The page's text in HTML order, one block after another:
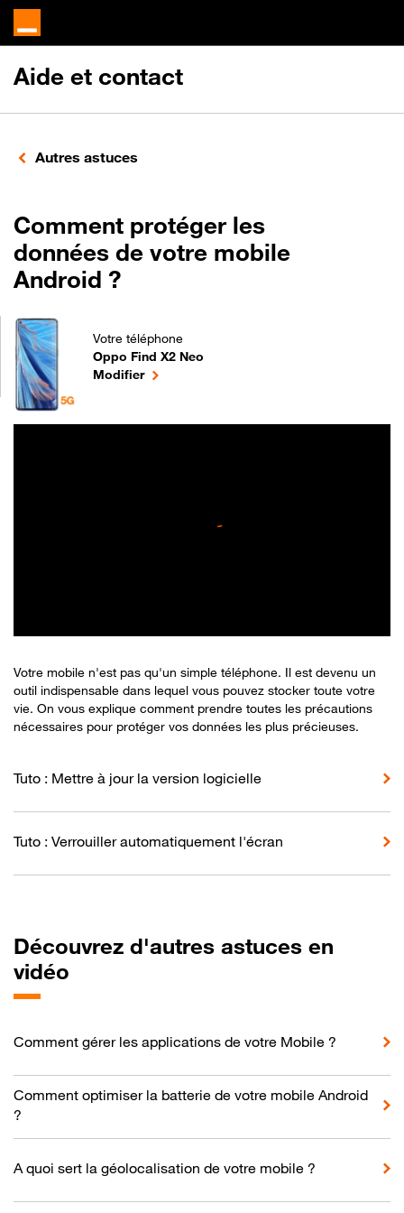
Aide et contact
Autres astuces
Comment protéger les
données de votre mobile
Android ?
Votre téléphone
Oppo Find X2 Neo
Comment protéger les données de votre mobile
Modifierle téléphone sélectionné
Votre mobile n'est pas qu'un simple téléphone. Il est devenu un
outil indispensable dans lequel vous pouvez stocker toute votre
vie. On vous explique comment prendre toutes les précautions
nécessaires pour protéger vos données les plus précieuses.
Tuto : Mettre à jour la version logicielle
Tuto : Verrouiller automatiquement l'écran
Découvrez d'autres astuces en
vidéo
Comment gérer les applications de votre Mobile ?
Comment optimiser la batterie de votre mobile Android
?
A quoi sert la géolocalisation de votre mobile ?